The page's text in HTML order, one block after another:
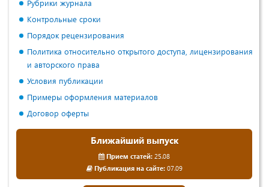
Рубрики журнала
Контрольные сроки
Порядок рецензирования
Политика относительно открытого доступа, лицензирования
и авторского права
Условия публикации
Примеры оформления материалов
Договор оферты
Ближайший выпуск
Прием статей: 25.08
Публикация на сайте:07.09